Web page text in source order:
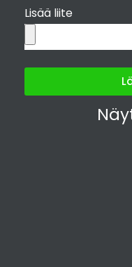
Katso lisätiedot
Lisää liite